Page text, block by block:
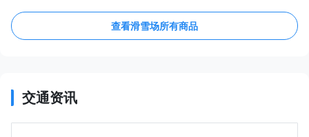
查看滑雪场所有商品
交通资讯